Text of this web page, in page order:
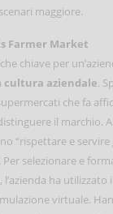
maggiore.
Farmer Market
chiave per
cultura aziendale.
che fa
il marchio.
“rispettare e
Per selezionare e
ha utilizzato
virtuale.